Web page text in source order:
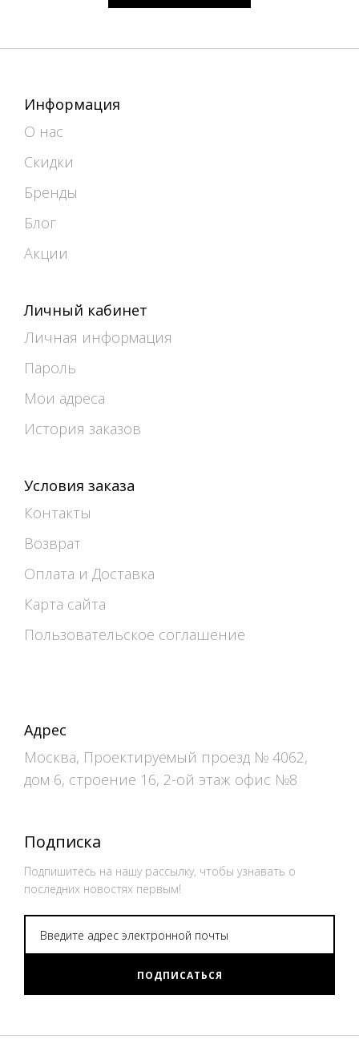
Информация
О нас
Скидки
Бренды
Блог
Акции
Личный кабинет
Личная информация
Пароль
Мои адреса
История заказов
Условия заказа
Контакты
Возврат
Оплата и Доставка
Карта сайта
Пользовательское соглашение
Адрес
Москва, Проектируемый проезд № 4062,
дом 6, строение 16, 2-ой этаж офис №8
Подписка
Подпишитесь на нашу рассылку, чтобы узнавать о
последних новостях первым!
ПОДПИСАТЬСЯ